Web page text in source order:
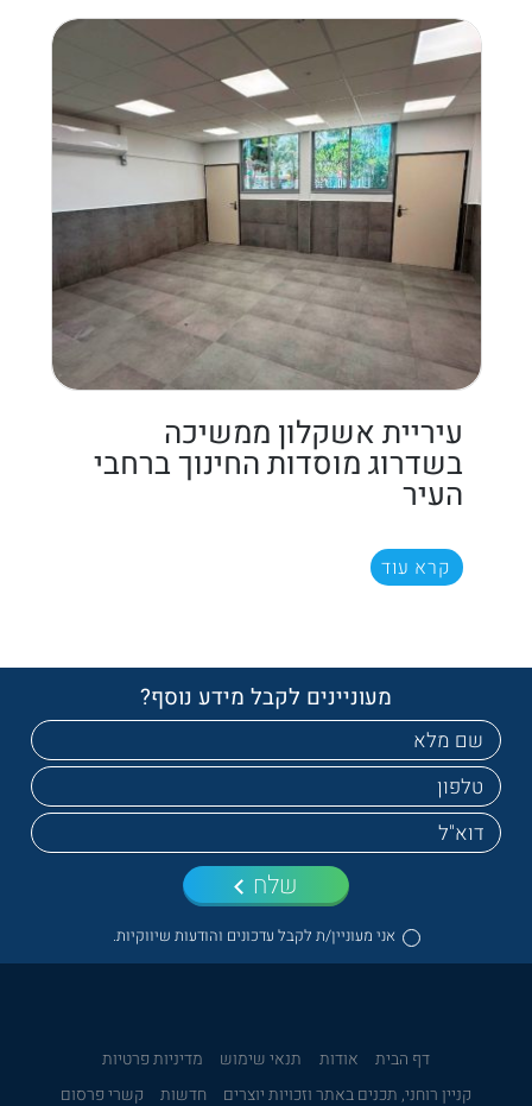
עיריית אשקלון ממשיכה
בשדרוג מוסדות החינוך ברחבי
העיר
קרא עוד
מעוניינים לקבל מידע נוסף?
אני מעוניין/ת לקבל עדכונים והודעות שיווקיות.
שלח
דף הבית אודות תנאי שימוש
מדיניות פרטיות
קניין רוחני, תכנים באתר וזכויות יוצרים
חדשות קשרי פרסום